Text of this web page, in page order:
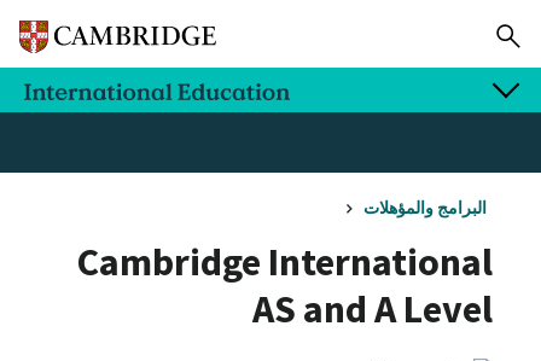
البرامج والمؤهلات
Cambridge International
AS and A Level